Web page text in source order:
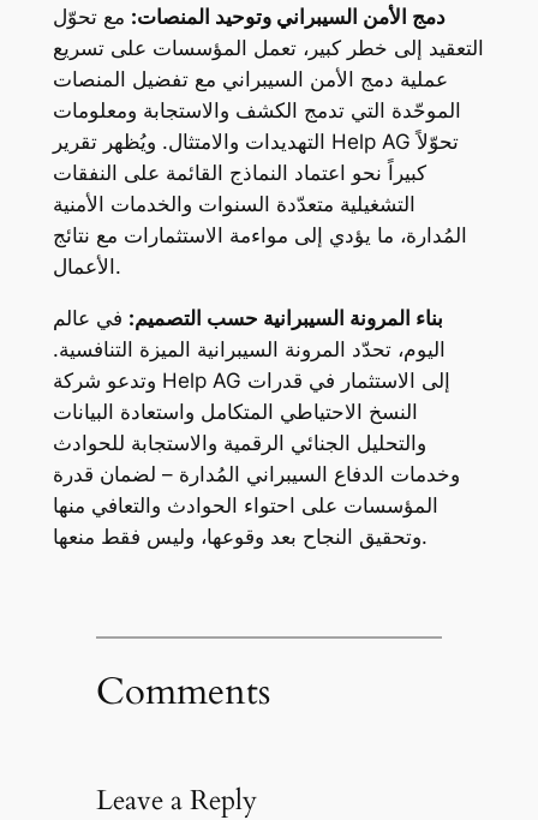
دمج الأمن السيبراني وتوحيد المنصات: مع تحوّل
التعقيد إلى خطر كبير، تعمل المؤسسات على تسريع
عملية دمج الأمن السيبراني مع تفضيل المنصات
الموحّدة التي تدمج الكشف والاستجابة ومعلومات
التهديدات والامتثال. ويُظهر تقرير Help AG تحوّلاً
كبيراً نحو اعتماد النماذج القائمة على النفقات
التشغيلية متعدّدة السنوات والخدمات الأمنية
المُدارة، ما يؤدي إلى مواءمة الاستثمارات مع نتائج
الأعمال.
بناء المرونة السيبرانية حسب التصميم: في عالم
اليوم، تحدّد المرونة السيبرانية الميزة التنافسية.
وتدعو شركة Help AG إلى الاستثمار في قدرات
النسخ الاحتياطي المتكامل واستعادة البيانات
والتحليل الجنائي الرقمية والاستجابة للحوادث
وخدمات الدفاع السيبراني المُدارة – لضمان قدرة
المؤسسات على احتواء الحوادث والتعافي منها
وتحقيق النجاح بعد وقوعها، وليس فقط منعها.
Comments
Leave a Reply